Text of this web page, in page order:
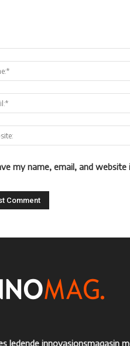
my name, email, and
ledende innovasjonsmagasin